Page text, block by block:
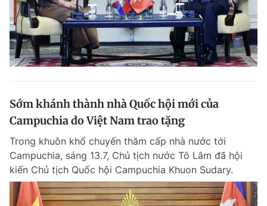
Sớm khánh thành nhà Quốc hội mới của
Campuchia do Việt Nam trao tặng
Trong khuôn khổ chuyến thăm cấp nhà nước tới
Campuchia, sáng 13.7, Chủ tịch nước Tô Lâm đã hội
kiến Chủ tịch Quốc hội Campuchia Khuon Sudary.